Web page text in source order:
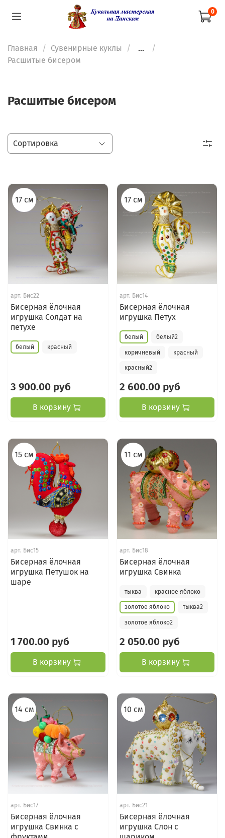
0
Главная Сувенирные куклы
...
Расшитые бисером
Расшитые бисером
17 см
арт. Бис22
Бисерная ёлочная
игрушка Солдат на
петухе
белый красный
3 900.00 руб
В корзину
17 см
арт. Бис14
Бисерная ёлочная
игрушка Петух
белый белый2
коричневый красный
красный2
2 600.00 руб
В корзину
15 см
арт. Бис15
Бисерная ёлочная
игрушка Петушок на
шаре
1 700.00 руб
В корзину
11 см
арт. Бис18
Бисерная ёлочная
игрушка Свинка
тыква красное яблоко
золотое яблоко тыква2
золотое яблоко2
2 050.00 руб
В корзину
14 см
арт. Бис17
Бисерная ёлочная
игрушка Свинка с
10 см
арт. Бис21
Бисерная ёлочная
игрушка Слон с